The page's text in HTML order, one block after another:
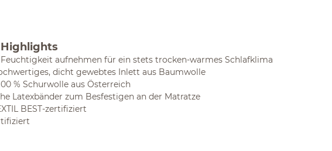
aufnehmen für ein stets trocken-warmes Schlafklima
dicht gewebtes Inlett aus Baumwolle
% Schurwolle aus Österreich
Latexbänder zum Besfestigen an der Matratze
BEST-zertifiziert